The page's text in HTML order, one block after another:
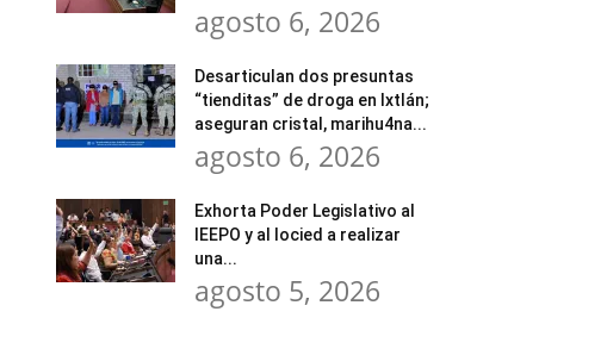
agosto 6, 2026
Desarticulan dos presuntas
“tienditas” de droga en Ixtlán;
aseguran cristal, marihu4na...
agosto 6, 2026
Exhorta Poder Legislativo al
IEEPO y al Iocied a realizar
una...
agosto 5, 2026